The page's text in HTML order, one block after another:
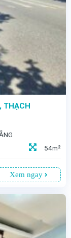
THẠCH
54m²
Xem ngay